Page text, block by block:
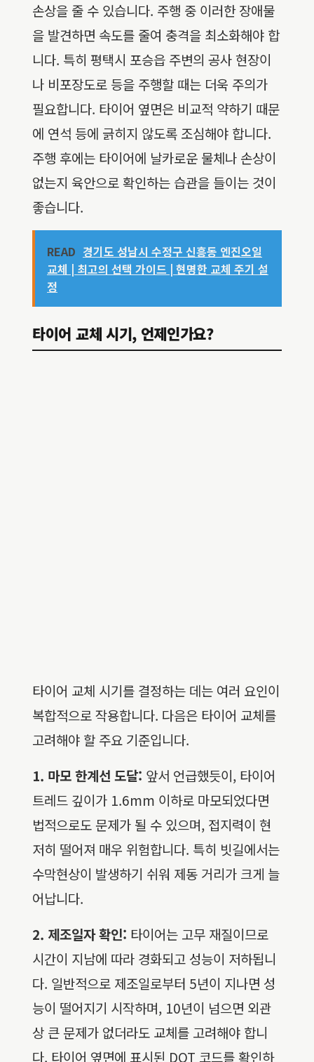
손상을 줄 수 있습니다. 주행 중 이러한 장애물
을 발견하면 속도를 줄여 충격을 최소화해야 합
니다. 특히 평택시 포승읍 주변의 공사 현장이
나 비포장도로 등을 주행할 때는 더욱 주의가
필요합니다. 타이어 옆면은 비교적 약하기 때문
에 연석 등에 긁히지 않도록 조심해야 합니다.
주행 후에는 타이어에 날카로운 물체나 손상이
없는지 육안으로 확인하는 습관을 들이는 것이
좋습니다.
READ 경기도 성남시 수정구 신흥동 엔진오일
교체 | 최고의 선택 가이드 | 현명한 교체 주기 설
정
타이어 교체 시기, 언제인가요?
타이어 교체 시기를 결정하는 데는 여러 요인이
복합적으로 작용합니다. 다음은 타이어 교체를
고려해야 할 주요 기준입니다.
1. 마모 한계선 도달: 앞서 언급했듯이, 타이어
트레드 깊이가 1.6mm 이하로 마모되었다면
법적으로도 문제가 될 수 있으며, 접지력이 현
저히 떨어져 매우 위험합니다. 특히 빗길에서는
수막현상이 발생하기 쉬워 제동 거리가 크게 늘
어납니다.
2. 제조일자 확인: 타이어는 고무 재질이므로
시간이 지남에 따라 경화되고 성능이 저하됩니
다. 일반적으로 제조일로부터 5년이 지나면 성
능이 떨어지기 시작하며, 10년이 넘으면 외관
상 큰 문제가 없더라도 교체를 고려해야 합니
다. 타이어 옆면에 표시된 DOT 코드를 확인하